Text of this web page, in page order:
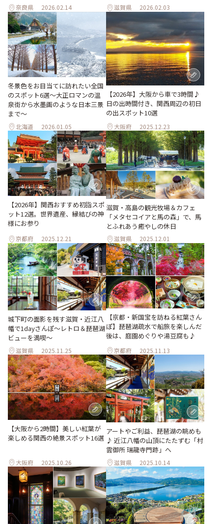
奈良県 2026.02.14 滋賀県 2026.02.03
冬景色をお目当てに訪れたい全国
のスポット6選〜大正ロマンの温
泉街から水墨画のような日本三景
まで〜
北海道 2026.01.05
【2026年】大阪から車で3時間♪
日の出時間付き、関西周辺の初日
の出スポット10選
大阪府 2025.12.23
【2026年】関西おすすめ初詣スポ
ット12選。世界遺産、縁結びの神
様にお参り
京都府 2025.12.21
滋賀・高島の観光牧場＆カフェ
「メタセコイアと馬の森」で、馬
とふれあう癒やしの休日
滋賀県 2025.12.01
城下町の面影を残す滋賀・近江八
幡で1dayさんぽ～レトロ＆琵琶湖
ビューを満喫～
滋賀県 2025.11.25
【京都・新国宝を訪ねる紅葉さん
ぽ】琵琶湖疏水で船旅を楽しんだ
後は、庭園めぐりや湯豆腐も♪
京都府 2025.11.13
【大阪から2時間】美しい紅葉が
楽しめる関西の絶景スポット16選
大阪府 2025.10.26
アートやご利益、琵琶湖の眺めも
♪ 近江八幡の山頂にたたずむ「村
雲御所 瑞龍寺門跡」へ
滋賀県 2025.10.14